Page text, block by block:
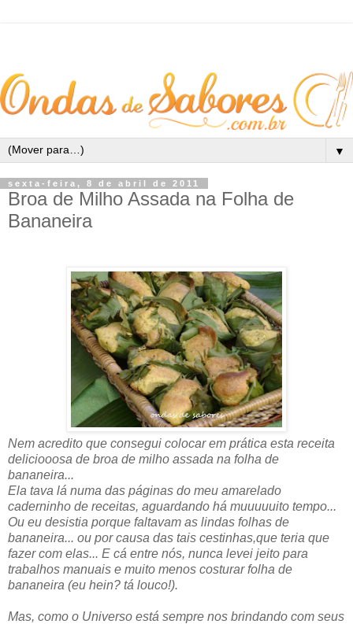
▼
sexta-feira, 8 de abril de 2011
Broa de Milho Assada na Folha de
Bananeira
Nem acredito que consegui colocar em prática esta receita
deliciooosa de broa de milho assada na folha de
bananeira...
Ela tava lá numa das páginas do meu amarelado
caderninho de receitas, aguardando há muuuuuito tempo...
Ou eu desistia porque faltavam as lindas folhas de
bananeira... ou por causa das tais cestinhas,que teria que
fazer com elas... E cá entre nós, nunca levei jeito para
trabalhos manuais e muito menos costurar folha de
bananeira (eu hein? tá louco!).
Mas, como o Universo está sempre nos brindando com seus